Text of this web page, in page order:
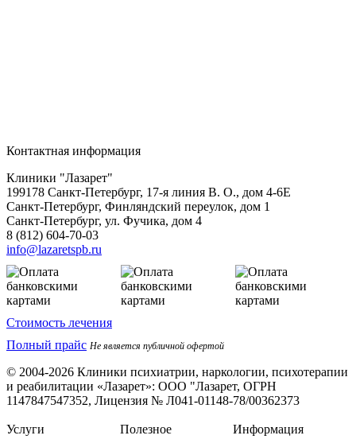
Контактная информация
Клиники "Лазарет"
199178 Санкт-Петербург, 17-я линия В. О., дом 4-6Е
Санкт-Петербург, Финляндский переулок, дом 1
Санкт-Петербург, ул. Фучика, дом 4
8 (812) 604-70-03
info@lazaretspb.ru
Стоимость лечения
Полный прайс Не является публичной офертой
© 2004-2026 Клиники психиатрии, наркологии, психотерапии
и реабилитации «Лазарет»: ООО "Лазарет, ОГРН
1147847547352, Лицензия № Л041-01148-78/00362373
Услуги
Полезное
Информация